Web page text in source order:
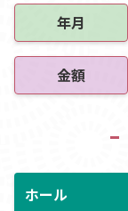
年月
金額
ホール